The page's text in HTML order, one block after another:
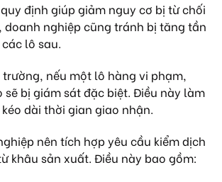
định giúp giảm nguy cơ bị từ chối
doanh nghiệp cũng tránh bị tăng tần
lô sau.
nếu một lô hàng vi phạm,
sẽ bị giám sát đặc biệt. Điều này làm
dài thời gian giao nhận.
nên tích hợp yêu cầu kiểm dịch
khâu sản xuất. Điều này bao gồm: